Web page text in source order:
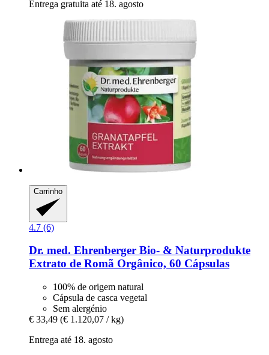
Entrega gratuita até 18. agosto
Carrinho
4.7 (6)
Dr. med. Ehrenberger Bio- & Naturprodukte
Extrato de Romã Orgânico, 60 Cápsulas
100% de origem natural
Cápsula de casca vegetal
Sem alergénio
€ 33,49 (€ 1.120,07 / kg)
Entrega até 18. agosto